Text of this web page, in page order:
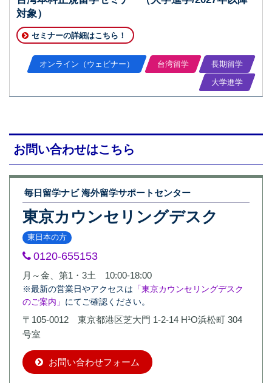
対象）
セミナーの詳細はこちら！
オンライン（ウェビナー） 台湾留学 長期留学
大学進学
お問い合わせはこちら
毎日留学ナビ 海外留学サポートセンター
東京カウンセリングデスク
東日本の方
0120-655153
月～金、第1・3土 10:00-18:00
※最新の営業日やアクセスは 「東京カウンセリングデスク
のご案内」 にてご確認ください。
〒105-0012 東京都港区芝大門 1-2-14 H¹O浜松町 304
号室
お問い合わせフォーム